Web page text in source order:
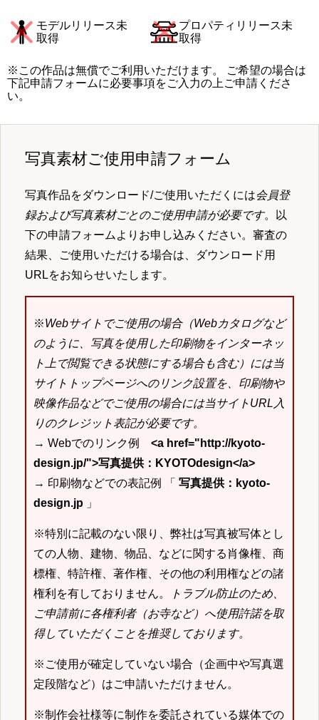
モデルリリース未
取得
プロパティリリース未
取得
※この作品は無償でご利用いただけます。 ご希望の場合は
下記申請フォームに必要事項をご入力の上ご申請くださ
い。
写真素材ご使用申請フォーム
写真作品をダウンロード/ご使用いただくには会員登
録および写真素材ごとのご使用申請が必要です。以
下の申請フォームよりお申し込みください。審査の
結果、ご使用いただける場合は、ダウンロード用
URLをお知らせいたします。
※Webサイトでご使用の場合（Webカタログなど
のように、写真を使用した印刷物をインターネッ
ト上で閲覧できる状態にする場合も含む）には当
サイトトップページへのリンク設置を、印刷物や
映像作品などでご使用の場合には当サイトURL入
りのクレジット表記が必要です。
→ Webでのリンク例 <a href="http://kyoto-
design.jp/">写真提供：KYOTOdesign</a>
→ 印刷物などでの表記例 「 写真提供：kyoto-
design.jp 」
※特別に記載のない限り、弊社は写真被写体とし
ての人物、建物、物品、などに関する肖像権、商
標権、特許権、著作権、その他の利用権などの諸
権利を有しておりません。
トラブル防止のため、
ご申請前に各権利者（お寺など）へ使用許諾を取
得していただくことを推奨しております。
※ご使用が確定していない場合（企画中や写真選
定段階など）はご申請いただけません。
※制作会社様等に制作を委託されている媒体での